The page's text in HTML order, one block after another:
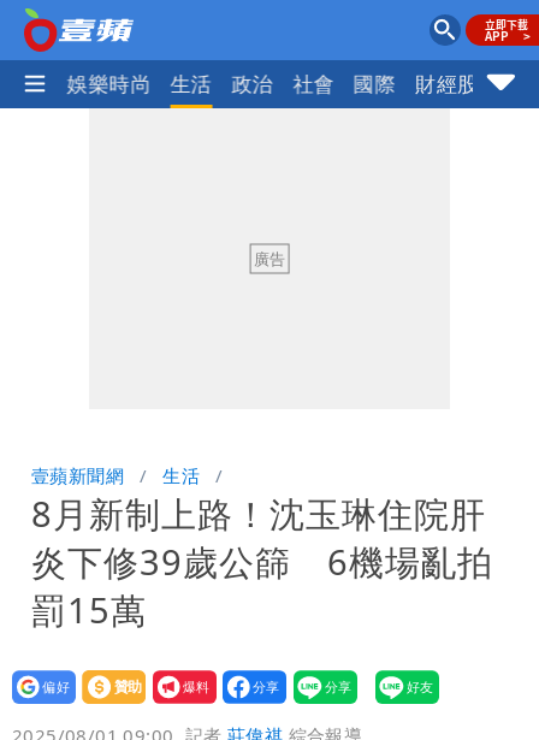
熱門 娛樂時尚 生活 政治 社會 國際 財經股市
壹蘋新聞網 生活
8月新制上路！沈玉琳住院肝
炎下修39歲公篩 6機場亂拍
罰15萬
設為
贊助
我要
爆料
2025/08/01 09:00 記者莊偉祺 綜合報導